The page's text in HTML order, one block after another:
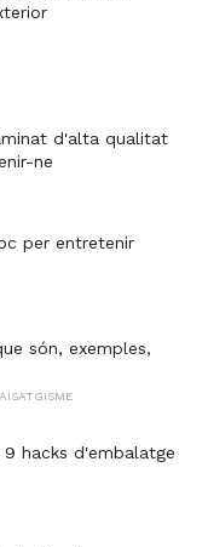
d'alta qualitat
ne
per entretenir
són, exemples,
hacks d'embalatge